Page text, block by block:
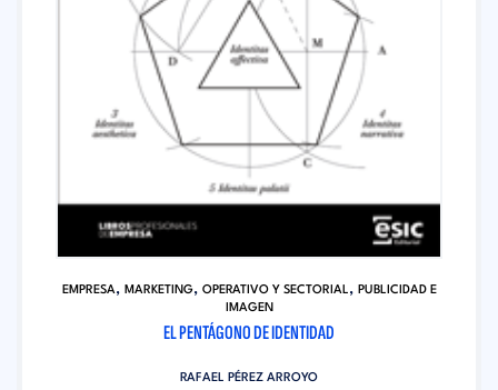
EMPRESA, MARKETING, OPERATIVO Y SECTORIAL, PUBLICIDAD E
IMAGEN
EL PENTÁGONO DE IDENTIDAD
RAFAEL PÉREZ ARROYO